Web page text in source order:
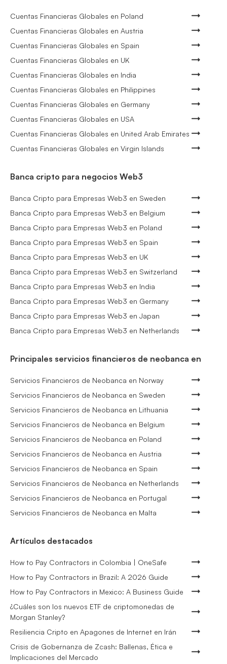
Cuentas Financieras Globales en Poland
Cuentas Financieras Globales en Austria
Cuentas Financieras Globales en Spain
Cuentas Financieras Globales en UK
Cuentas Financieras Globales en India
Cuentas Financieras Globales en Philippines
Cuentas Financieras Globales en Germany
Cuentas Financieras Globales en USA
Cuentas Financieras Globales en United Arab Emirates
Cuentas Financieras Globales en Virgin Islands
Banca cripto para negocios Web3
Banca Cripto para Empresas Web3 en Sweden
Banca Cripto para Empresas Web3 en Belgium
Banca Cripto para Empresas Web3 en Poland
Banca Cripto para Empresas Web3 en Spain
Banca Cripto para Empresas Web3 en UK
Banca Cripto para Empresas Web3 en Switzerland
Banca Cripto para Empresas Web3 en India
Banca Cripto para Empresas Web3 en Germany
Banca Cripto para Empresas Web3 en Japan
Banca Cripto para Empresas Web3 en Netherlands
Principales servicios financieros de neobanca en
Servicios Financieros de Neobanca en Norway
Servicios Financieros de Neobanca en Sweden
Servicios Financieros de Neobanca en Lithuania
Servicios Financieros de Neobanca en Belgium
Servicios Financieros de Neobanca en Poland
Servicios Financieros de Neobanca en Austria
Servicios Financieros de Neobanca en Spain
Servicios Financieros de Neobanca en Netherlands
Servicios Financieros de Neobanca en Portugal
Servicios Financieros de Neobanca en Malta
Artículos destacados
How to Pay Contractors in Colombia | OneSafe
How to Pay Contractors in Brazil: A 2026 Guide
How to Pay Contractors in Mexico: A Business Guide
¿Cuáles son los nuevos ETF de criptomonedas de
Morgan Stanley?
Resiliencia Cripto en Apagones de Internet en Irán
Crisis de Gobernanza de Zcash: Ballenas, Ética e
Implicaciones del Mercado